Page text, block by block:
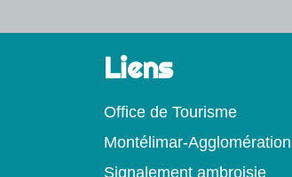
Liens
Office de Tourisme
Montélimar-Agglomération
Signalement ambroisie